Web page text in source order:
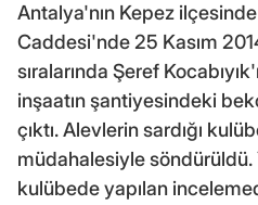
Antalya'nın Kepez
Caddesi'nde 25 Kasım
sıralarında Şeref
inşaatın şantiyesindeki
çıktı. Alevlerin sardığı
müdahalesiyle söndürüldü.
kulübede yapılan